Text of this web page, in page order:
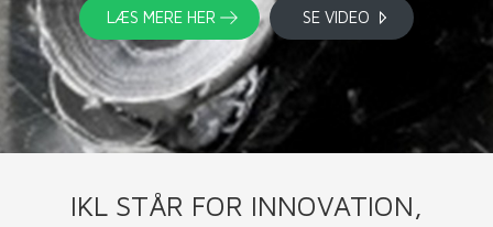
LÆS MERE HER SE VIDEO
IKL STÅR FOR INNOVATION,